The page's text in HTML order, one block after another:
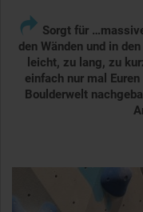
 Sorgt für
den Wänden und in
leicht, zu lang, zu
einfach nur mal
Boulderwelt